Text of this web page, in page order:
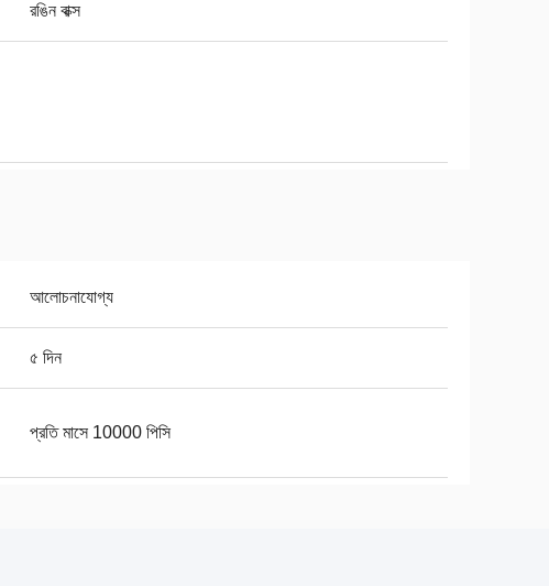
রঙিন বাক্স
আলোচনাযোগ্য
৫ দিন
প্রতি মাসে 10000 পিসি